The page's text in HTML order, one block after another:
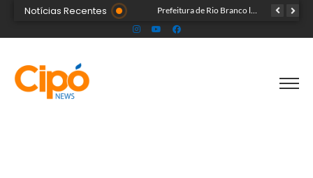
Notícias Recentes Líder religioso é preso por transformar fiéis em escravos sexuais